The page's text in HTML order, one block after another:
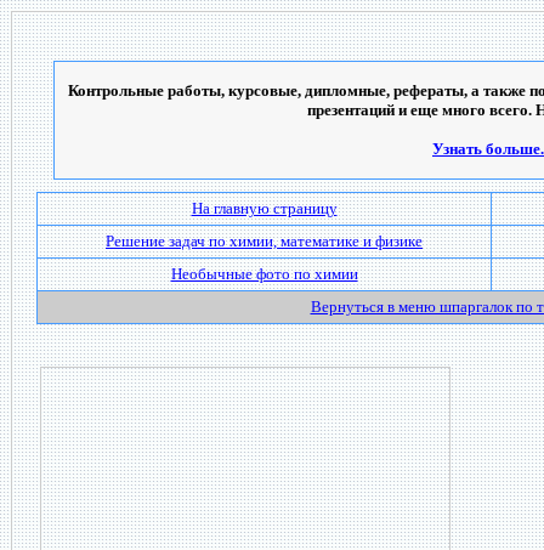
Контрольные работы, курсовые, дипломные, рефераты, а также
презентаций и еще много всего.
Узнать
На главную страницу
Решение задач по химии, математике и физике
Необычные фото по химии
Вернуться в меню шпаргалок по